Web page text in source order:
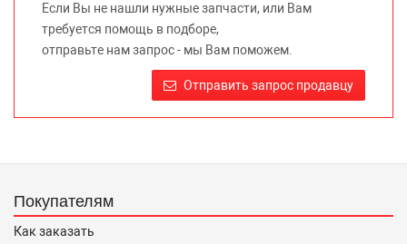
потребительские свойства товара. Данная информация
не вводит потребителя в заблуждение относительно
предлагаемых к продаже запасных частей для
автомобилей и их производителей, не нарушает права
правообладателей указанных товарных знаков.
Требование предоставлять покупателю необходимую и
продаже, обеспечивающую возможность их правильного
«О защите прав потребителей».
Если Вы не нашли нужные запчасти, или Вам
требуется помощь в подборе,
отправьте нам запрос - мы Вам поможем.
Отправить запрос продавцу
Покупателям
Как заказать